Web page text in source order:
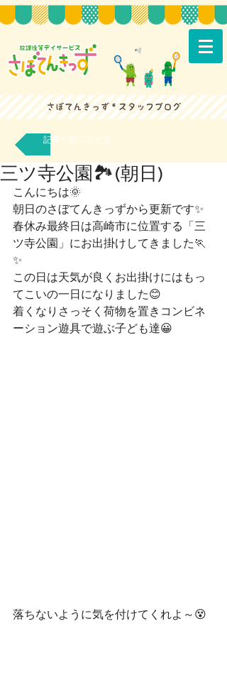
記事一覧へもどる
三ツ寺公園🏞(朝日)
こんにちは🌞
朝日のさぼてんきっずから更新です✨
春休み最終日は高崎市に位置する「三
ツ寺公園」にお出掛けしてきました🏃
✨
この日は天気が良くお出掛けにはもっ
てこいの一日になりました😊
着くなりさっそく荷物を置きコンビネ
ーション遊具で遊ぶ子ども達😀
落ちないように気を付けてくれよ～😵